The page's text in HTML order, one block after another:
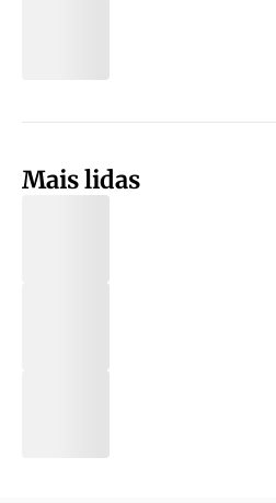
Mais lidas